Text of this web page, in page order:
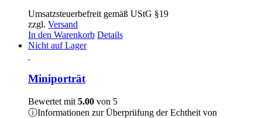
Umsatzsteuerbefreit gemäß UStG §19
zzgl. Versand
In den Warenkorb Details
Nicht auf Lager
Miniporträt
Bewertet mit 5.00 von 5
ⓘInformationen zur Überprüfung der Echtheit von